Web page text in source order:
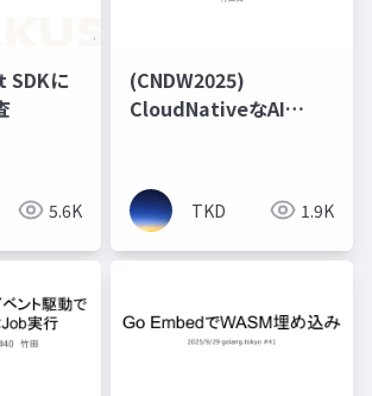
SDKに
5.6K
(CNDW2025)
CloudNativeなAI
て使ってみた！
TKD 1.9K